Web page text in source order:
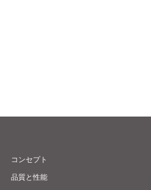
コンセプト
品質と性能